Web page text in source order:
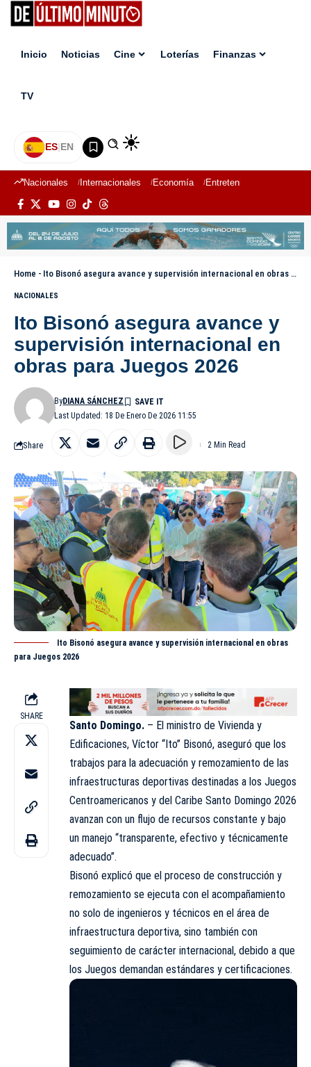
Inicio Noticias Cine Loterías Finanzas
TV
ES|EN
Nacionales Internacionales Economía Entretenimiento
Home - Ito Bisonó asegura avance y supervisión internacional en obras para Juegos 2026
NACIONALES
Ito Bisonó asegura avance y
supervisión internacional en
obras para Juegos 2026
Last Updated: 18 De Enero De 2026 11:55
ByDIANA SÁNCHEZ
Share 2 Min Read
Ito Bisonó asegura avance y supervisión internacional en obras
para Juegos 2026
SHARE
Santo Domingo. – El ministro de Vivienda y
Edificaciones, Víctor “Ito” Bisonó, aseguró que los
trabajos para la adecuación y remozamiento de las
infraestructuras deportivas destinadas a los Juegos
Centroamericanos y del Caribe Santo Domingo 2026
avanzan con un flujo de recursos constante y bajo
un manejo “transparente, efectivo y técnicamente
adecuado”.
Bisonó explicó que el proceso de construcción y
remozamiento se ejecuta con el acompañamiento
no solo de ingenieros y técnicos en el área de
infraestructura deportiva, sino también con
seguimiento de carácter internacional, debido a que
los Juegos demandan estándares y certificaciones.